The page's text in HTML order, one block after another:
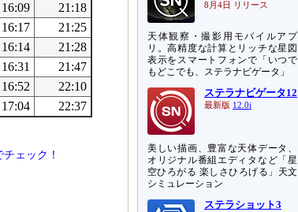
16:09
21:18
16:17
21:25
16:14
21:28
16:31
21:47
16:52
22:10
17:04 22:37
ェック！
8月4日 リリース
天体観察・撮影用モバイルアプ
リ。高精度な計算とリッチな星図
表示をスマートフォンで「いつで
もどこでも、ステラナビゲータ」
ステラナビゲータ12
最新版 12.0i
美しい描画、豊富な天体データ、
オリジナル番組エディタなど「星
空ひろがる 楽しさひろげる」天文
シミュレーション
ステラショット3